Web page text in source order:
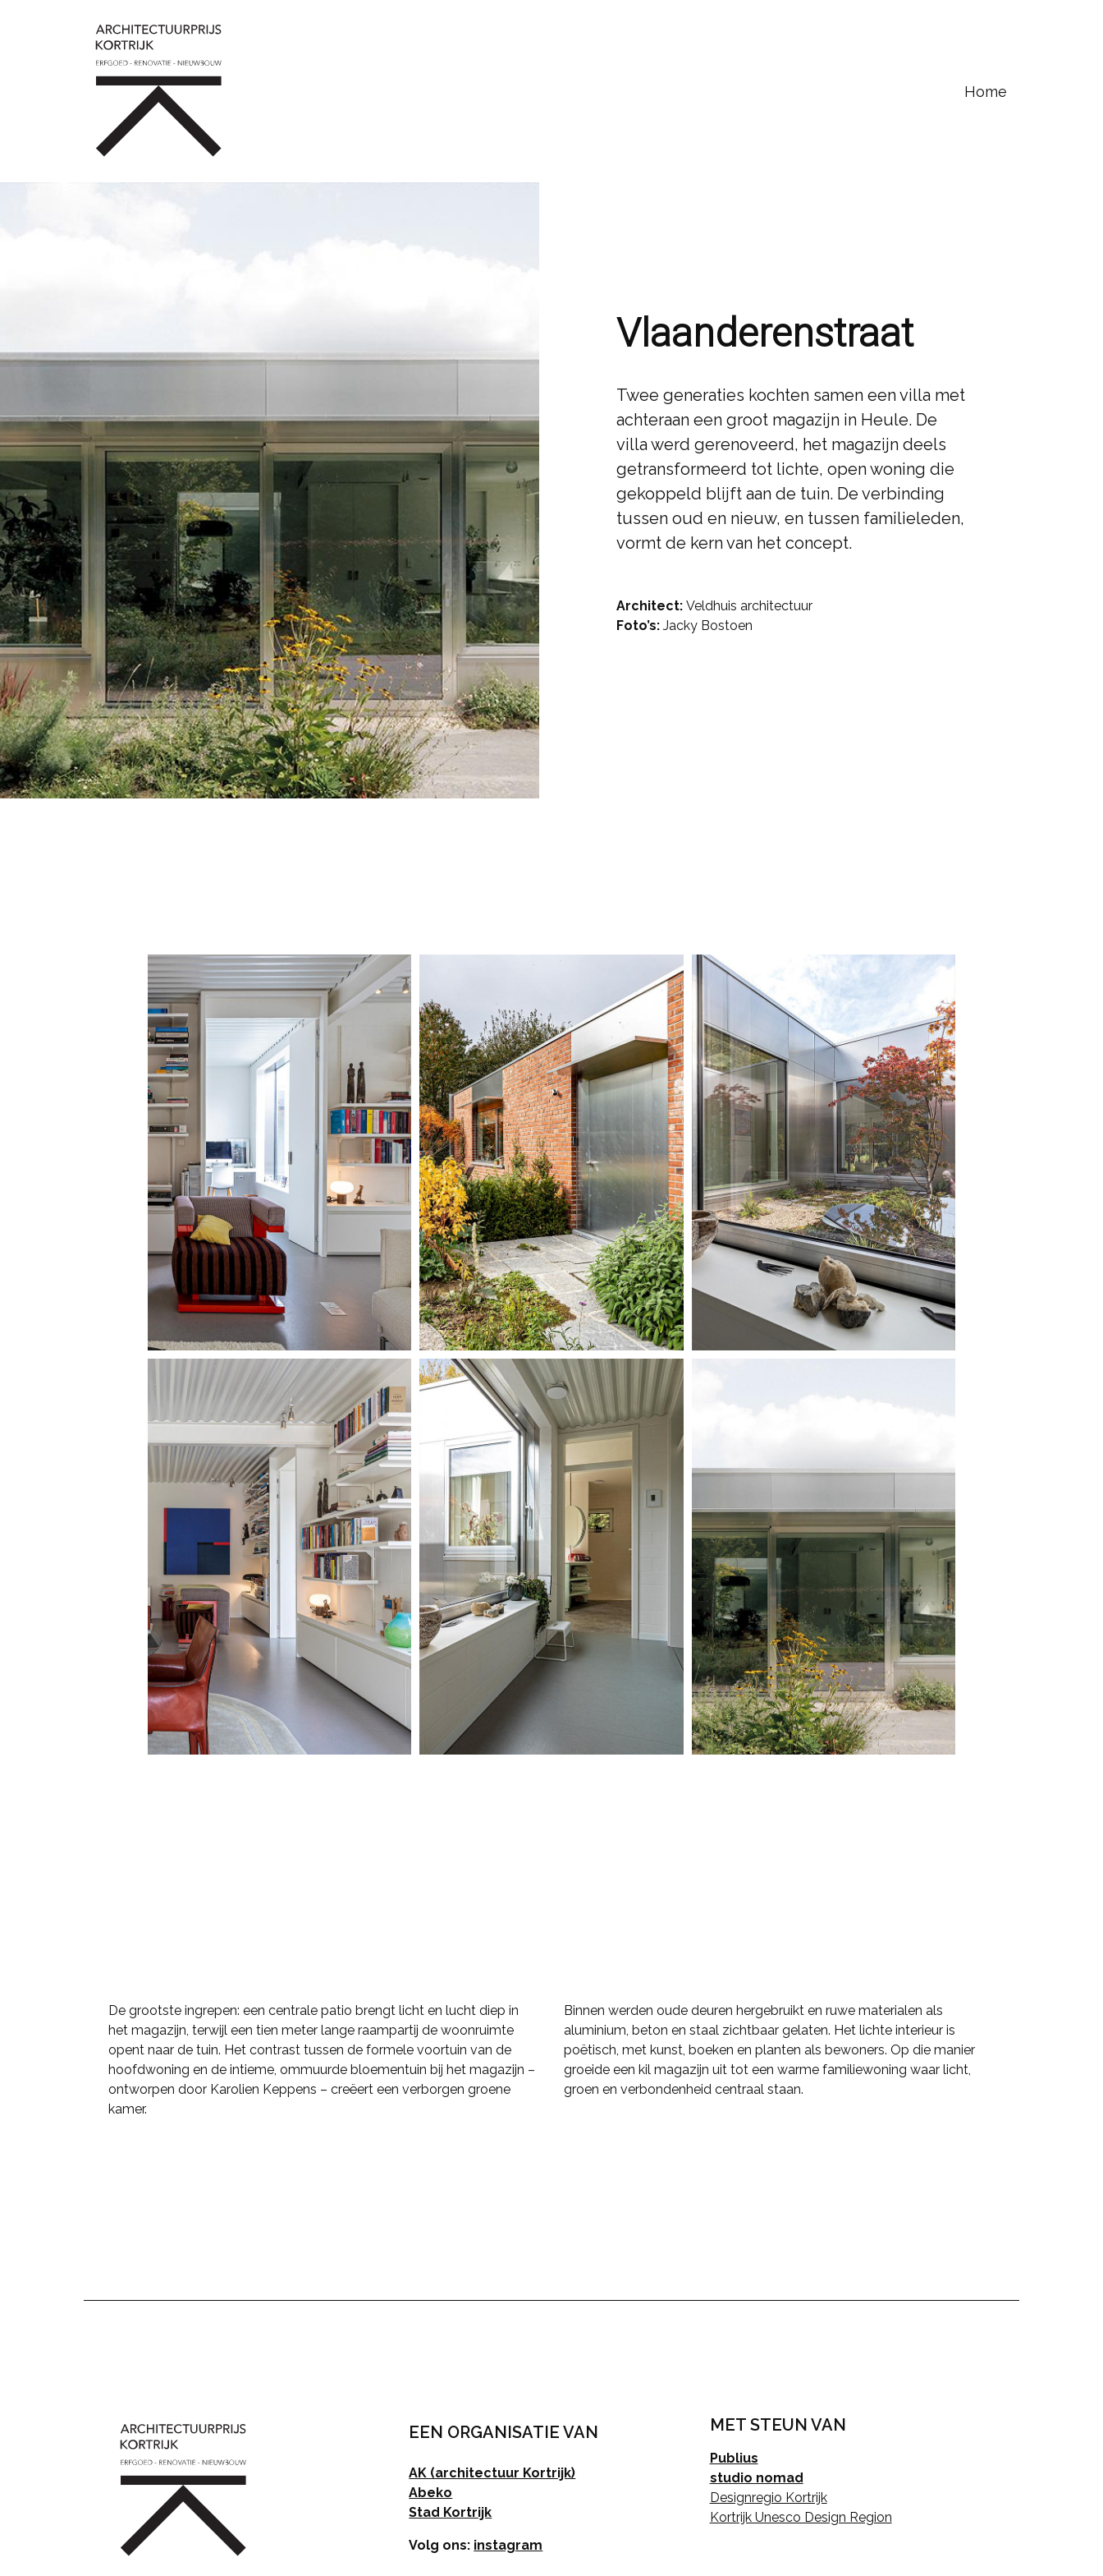
Home
Vlaanderenstraat
Twee generaties kochten samen een villa met
achteraan een groot magazijn in Heule. De
villa werd gerenoveerd, het magazijn deels
getransformeerd tot lichte, open woning die
gekoppeld blijft aan de tuin. De verbinding
tussen oud en nieuw, en tussen familieleden,
vormt de kern van het concept.
Architect: Veldhuis architectuur
Foto’s: Jacky Bostoen
De grootste ingrepen: een centrale patio brengt licht en lucht diep in
het magazijn, terwijl een tien meter lange raampartij de woonruimte
opent naar de tuin. Het contrast tussen de formele voortuin van de
hoofdwoning en de intieme, ommuurde bloementuin bij het magazijn –
ontworpen door Karolien Keppens – creëert een verborgen groene
kamer.
Binnen werden oude deuren hergebruikt en ruwe materialen als
aluminium, beton en staal zichtbaar gelaten. Het lichte interieur is
poëtisch, met kunst, boeken en planten als bewoners. Op die manier
groeide een kil magazijn uit tot een warme familiewoning waar licht,
groen en verbondenheid centraal staan.
EEN ORGANISATIE VAN
AK (architectuur Kortrijk)
Abeko
Stad Kortrijk
Volg ons: instagram
MET STEUN VAN
Publius
studio nomad
Designregio Kortrijk
Kortrijk Unesco Design Region